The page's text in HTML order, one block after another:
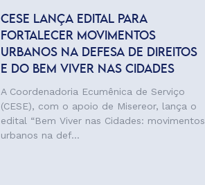
CESE LANÇA EDITAL PARA
FORTALECER MOVIMENTOS
URBANOS NA DEFESA DE DIREITOS
E DO BEM VIVER NAS CIDADES
A Coordenadoria Ecumênica de Serviço
(CESE), com o apoio de Misereor, lança o
edital “Bem Viver nas Cidades: movimentos
urbanos na def...